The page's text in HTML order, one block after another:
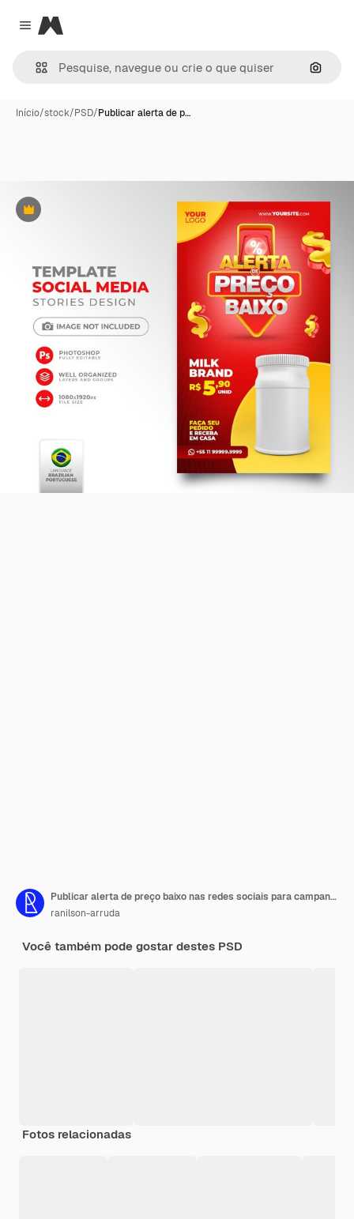
Close menu
Magnific
Início/stock/PSD/Publicar alerta de p…
Premium
Publicar alerta de preço baixo nas redes sociais para campanha de marketing no brasil template 3d render
ranilson-arruda
Você também pode gostar destes PSD
Fotos relacionadas